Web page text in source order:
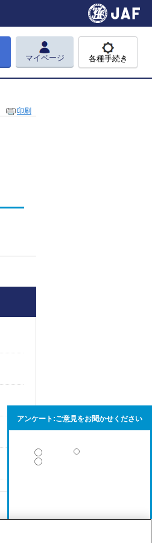
マイページ 各種手続き
印刷
アンケート:ご意見をお聞かせください